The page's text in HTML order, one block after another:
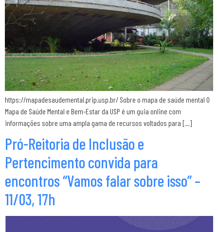
https://mapadesaudemental.prip.usp.br/ Sobre o mapa de saúde mental O
Mapa de Saúde Mental e Bem-Estar da USP é um guia online com
informações sobre uma ampla gama de recursos voltados para […]
Pró-Reitoria de Inclusão e
Pertencimento convida para
encontros “Vamos falar sobre isso” –
11/03, 17h